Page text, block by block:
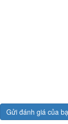
Gửi đánh giá của